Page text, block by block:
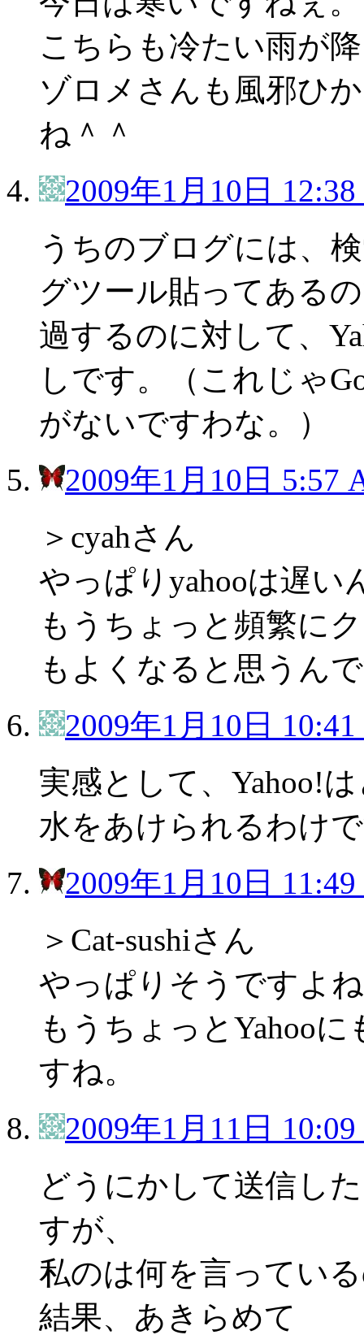
こちらも冷たい雨が
ゾロメさんも風邪ひ
ね＾＾
2009年1月10日
うちのブログには、
グツール貼ってある
過するのに対して、
しです。（これじゃ
がないですわな。）
2009年1月10日 5:57
＞cyahさん
やっぱりyahooは遅い
もうちょっと頻繁に
もよくなると思うん
2009年1月10日
実感として、Yahoo!
水をあけられるわけ
2009年1月10日
＞Cat-sushiさん
やっぱりそうですよ
もうちょっとYahoo
すね。
2009年1月11日
どうにかして送信し
すが、
私のは何を言ってい
結果、あきらめて